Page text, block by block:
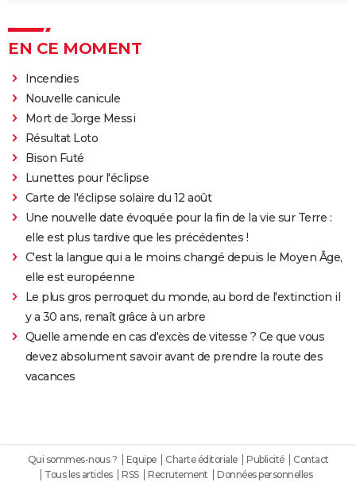
EN CE MOMENT
Incendies
Nouvelle canicule
Mort de Jorge Messi
Résultat Loto
Bison Futé
Lunettes pour l'éclipse
Carte de l'éclipse solaire du 12 août
Une nouvelle date évoquée pour la fin de la vie sur Terre :
elle est plus tardive que les précédentes !
C'est la langue qui a le moins changé depuis le Moyen Âge,
elle est européenne
Le plus gros perroquet du monde, au bord de l'extinction il
y a 30 ans, renaît grâce à un arbre
Quelle amende en cas d'excès de vitesse ? Ce que vous
devez absolument savoir avant de prendre la route des
vacances
Qui sommes-nous ? Equipe Charte éditoriale Publicité
Contact
Tous les articles
RSS Recrutement Données personnelles